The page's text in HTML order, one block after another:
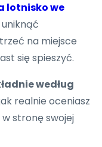
lotnisko we
na miejsce
się spieszyć.
według
realnie oceniasz
w stronę swojej